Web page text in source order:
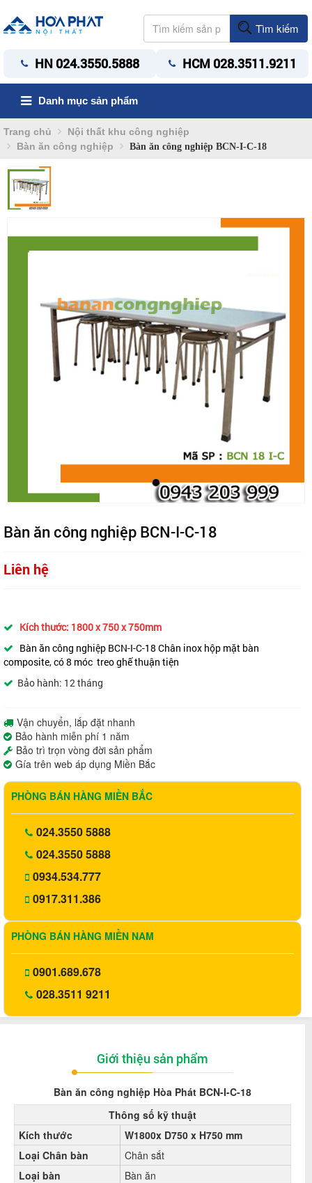
Tìm kiếm
HN 024.3550.5888 HCM 028.3511.9211
Danh mục sản phẩm
Trang chủ
Nội thất khu công nghiệp
Bàn ăn công nghiệp
Bàn ăn công nghiệp BCN-I-C-18
Bàn ăn công nghiệp BCN-I-C-18
Liên hệ
Kích thước: 1800 x 750 x 750mm
Bàn ăn công nghiệp BCN-I-C-18 Chân inox hộp mặt bàn
composite, có 8 móc treo ghế thuận tiện
Bảo hành: 12 tháng
Vận chuyển, lắp đặt nhanh
Bảo hành miễn phí 1 năm
Bảo trì trọn vòng đời sản phẩm
Gía trên web áp dụng Miền Bắc
PHÒNG BÁN HÀNG MIỀN BẮC
024.3550 5888
024.3550 5888
0934.534.777
0917.311.386
PHÒNG BÁN HÀNG MIỀN NAM
0901.689.678
028.3511 9211
Giới thiệu sản phẩm
Bàn ăn công nghiệp Hòa Phát BCN-I-C-18
Thông số kỹ thuật
Kích thước
W1800x D750 x H750 mm
Loại Chân bàn
Chân sắt
Loại bàn
Bàn ăn